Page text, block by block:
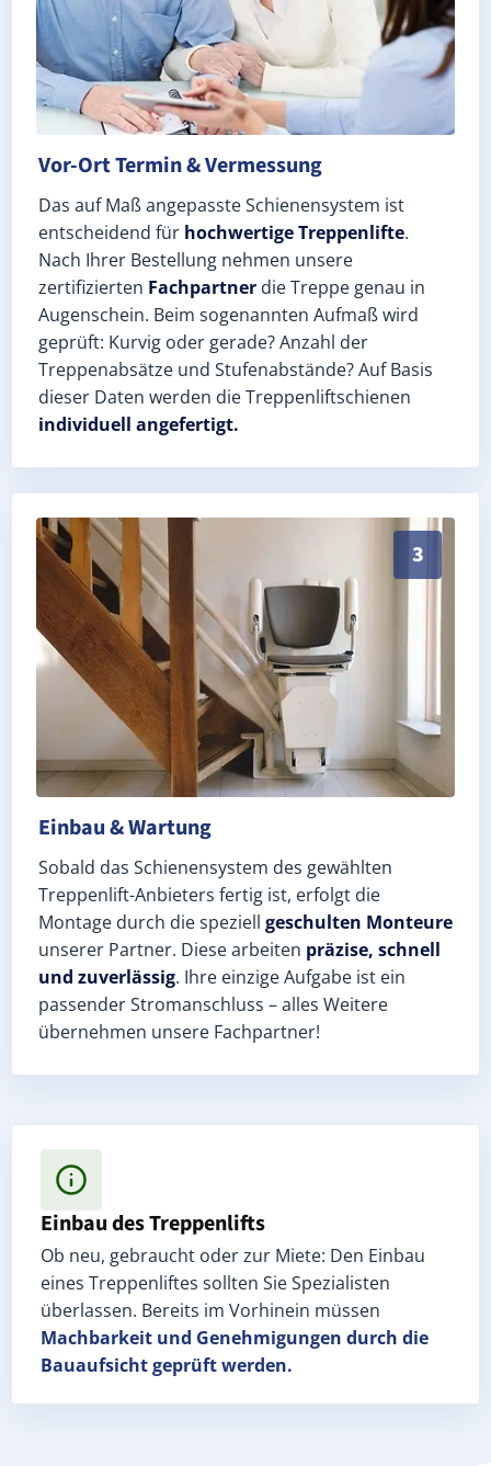
Vor-Ort Termin & Vermessung
Das auf Maß angepasste Schienensystem ist
entscheidend für hochwertige Treppenlifte.
Nach Ihrer Bestellung nehmen unsere
zertifizierten Fachpartner die Treppe genau in
Augenschein. Beim sogenannten Aufmaß wird
geprüft: Kurvig oder gerade? Anzahl der
Treppenabsätze und Stufenabstände? Auf Basis
dieser Daten werden die Treppenliftschienen
individuell angefertigt.
3
Schneller, sauberer Einbau durch zertifizierte
Einbau & Wartung
Sobald das Schienensystem des gewählten
Treppenlift-Anbieters fertig ist, erfolgt die
Montage durch die speziell geschulten Monteure
unserer Partner. Diese arbeiten präzise, schnell
und zuverlässig. Ihre einzige Aufgabe ist ein
passender Stromanschluss – alles Weitere
übernehmen unsere Fachpartner!
Einbau des Treppenlifts
Ob neu, gebraucht oder zur Miete: Den Einbau
eines Treppenliftes sollten Sie Spezialisten
überlassen. Bereits im Vorhinein müssen
Machbarkeit und Genehmigungen durch die
Bauaufsicht geprüft werden.